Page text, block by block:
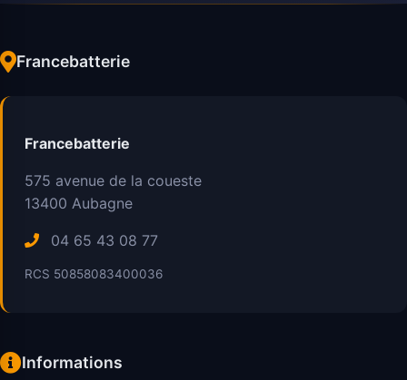
Francebatterie
Francebatterie
575 avenue de la coueste
13400 Aubagne
04 65 43 08 77
RCS 50858083400036
Informations